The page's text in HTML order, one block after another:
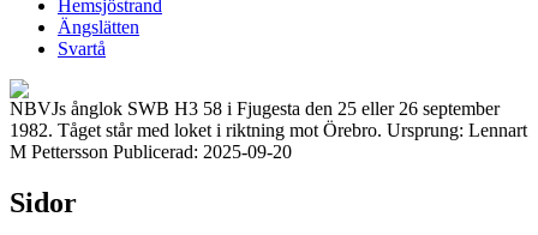
Hemsjöstrand
Ängslätten
Svartå
NBVJs ånglok SWB H3 58 i Fjugesta den 25 eller 26 september
1982. Tåget står med loket i riktning mot Örebro. Ursprung: Lennart
M Pettersson Publicerad: 2025-09-20
Sidor